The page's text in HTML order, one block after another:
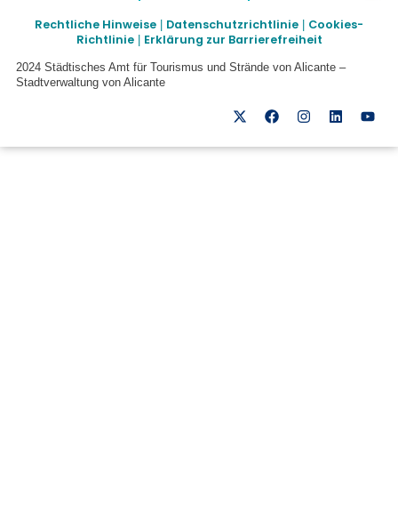
Rechtliche Hinweise | Datenschutzrichtlinie | Cookies-
Richtlinie| Erklärung zur Barrierefreiheit
2024 Städtisches Amt für Tourismus und Strände von Alicante –
Stadtverwaltung von Alicante